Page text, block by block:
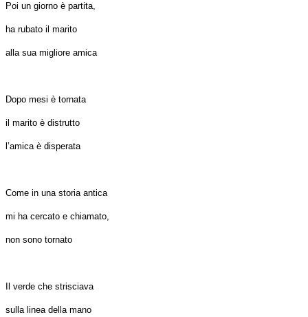
Poi un giorno è partita,
ha rubato il marito
alla sua migliore amica
Dopo mesi è tornata
il marito è distrutto
l’amica è disperata
Come in una storia antica
mi ha cercato e chiamato,
non sono tornato
Il verde che strisciava
sulla linea della mano